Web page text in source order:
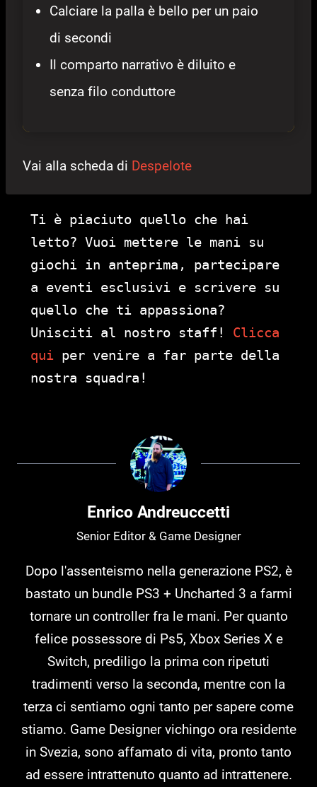
Calciare la palla è bello per un paio
di secondi
Il comparto narrativo è diluito e
senza filo conduttore
Vai alla scheda di Despelote
Ti è piaciuto quello che hai
letto? Vuoi mettere le mani su
giochi in anteprima, partecipare
a eventi esclusivi e scrivere su
quello che ti appassiona?
Unisciti al nostro staff! Clicca
qui per venire a far parte della
nostra squadra!
Enrico Andreuccetti
Senior Editor & Game Designer
Dopo l'assenteismo nella generazione PS2, è
bastato un bundle PS3 + Uncharted 3 a farmi
tornare un controller fra le mani. Per quanto
felice possessore di Ps5, Xbox Series X e
Switch, prediligo la prima con ripetuti
tradimenti verso la seconda, mentre con la
terza ci sentiamo ogni tanto per sapere come
stiamo. Game Designer vichingo ora residente
in Svezia, sono affamato di vita, pronto tanto
ad essere intrattenuto quanto ad intrattenere.